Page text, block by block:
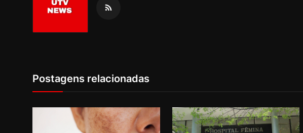
Postagens relacionadas